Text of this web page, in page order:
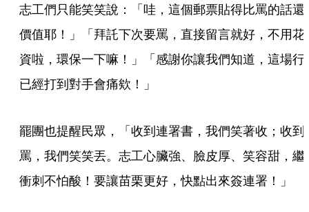
志工們只能笑笑說：「哇，這個郵票貼得比罵的話還
價值耶！」「拜託下次要罵，直接留言就好，不用花
資啦，環保一下嘛！」「感謝你讓我們知道，這場行
已經打到對手會痛欸！」
罷團也提醒民眾，「收到連署書，我們笑著收；收到
罵，我們笑笑丟。志工心臟強、臉皮厚、笑容甜，繼
衝刺不怕酸！要讓苗栗更好，快點出來簽連署！」